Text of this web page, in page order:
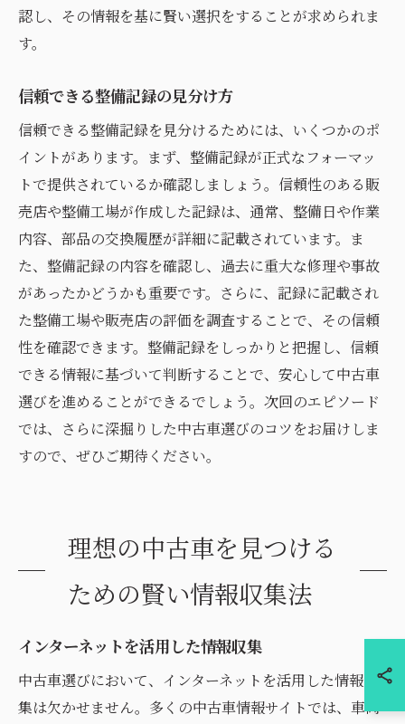
認し、その情報を基に賢い選択をすることが求められま
す。
信頼できる整備記録の見分け方
信頼できる整備記録を見分けるためには、いくつかのポ
イントがあります。まず、整備記録が正式なフォーマッ
トで提供されているか確認しましょう。信頼性のある販
売店や整備工場が作成した記録は、通常、整備日や作業
内容、部品の交換履歴が詳細に記載されています。ま
た、整備記録の内容を確認し、過去に重大な修理や事故
があったかどうかも重要です。さらに、記録に記載され
た整備工場や販売店の評価を調査することで、その信頼
性を確認できます。整備記録をしっかりと把握し、信頼
できる情報に基づいて判断することで、安心して中古車
選びを進めることができるでしょう。次回のエピソード
では、さらに深掘りした中古車選びのコツをお届けしま
すので、ぜひご期待ください。
理想の中古車を見つける
ための賢い情報収集法
インターネットを活用した情報収集
中古車選びにおいて、インターネットを活用した情報収
集は欠かせません。多くの中古車情報サイトでは、車両